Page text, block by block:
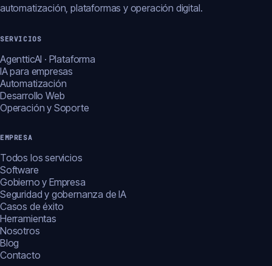
automatización, plataformas y operación digital.
SERVICIOS
AgentticAI · Plataforma
IA para empresas
Automatización
Desarrollo Web
Operación y Soporte
EMPRESA
Todos los servicios
Software
Gobierno y Empresa
Seguridad y gobernanza de IA
Casos de éxito
Herramientas
Nosotros
Blog
Contacto